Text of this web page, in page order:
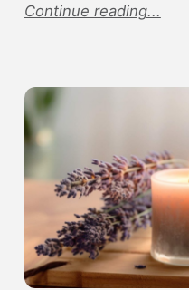
Continue reading...